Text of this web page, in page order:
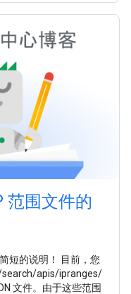
范围文件的
短的说明！ 目前，您
search/apis/ipranges/
文件。由于这些范围